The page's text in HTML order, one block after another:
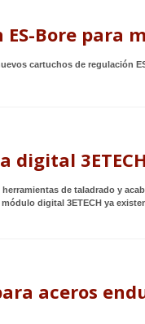
Bore para
cartuchos de regulación
digital
de taladrado y
digital 3ETECH ya
aceros